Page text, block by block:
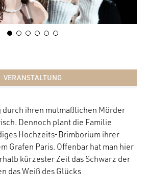
VERANSTALTUNG
durch ihren mutmaßlichen Mörder
Dennoch plant die Familie
Hochzeits-Brimborium ihrer
Grafen Paris. Offenbar hat man hier
kürzester Zeit das Schwarz der
das Weiß des Glücks